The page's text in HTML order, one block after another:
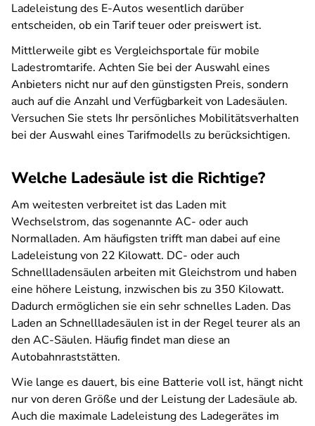
Ladeleistung des E-Autos wesentlich darüber
entscheiden, ob ein Tarif teuer oder preiswert ist.
Mittlerweile gibt es Vergleichsportale für mobile
Ladestromtarife. Achten Sie bei der Auswahl eines
Anbieters nicht nur auf den günstigsten Preis, sondern
auch auf die Anzahl und Verfügbarkeit von Ladesäulen.
Versuchen Sie stets Ihr persönliches Mobilitätsverhalten
bei der Auswahl eines Tarifmodells zu berücksichtigen.
Welche Ladesäule ist die Richtige?
Am weitesten verbreitet ist das Laden mit
Wechselstrom, das sogenannte AC- oder auch
Normalladen. Am häufigsten trifft man dabei auf eine
Ladeleistung von 22 Kilowatt. DC- oder auch
Schnellladensäulen arbeiten mit Gleichstrom und haben
eine höhere Leistung, inzwischen bis zu 350 Kilowatt.
Dadurch ermöglichen sie ein sehr schnelles Laden. Das
Laden an Schnellladesäulen ist in der Regel teurer als an
den AC-Säulen. Häufig findet man diese an
Autobahnraststätten.
Wie lange es dauert, bis eine Batterie voll ist, hängt nicht
nur von deren Größe und der Leistung der Ladesäule ab.
Auch die maximale Ladeleistung des Ladegerätes im